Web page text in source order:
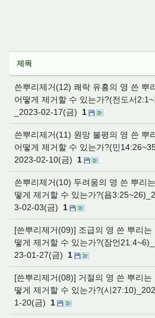
제목
쓴뿌리제거(12) 쾌락 유흥의 영 쓴 뿌
어떻게 제거할 수 있는가?(전도서
_2023-02-17(금)
1
쓴뿌리제거(11) 원망 불평의 영 쓴 뿌
어떻게 제거할 수 있는가?(민
2023-02-10(금)
1
쓴뿌리제거(10) 두려움의 영 쓴 뿌리
떻게 제거할 수 있는가?(욥
3-02-03(금)
1
[쓴뿌리제거(09)] 조급의 영 쓴 뿌리는
떻게 제거할 수 있는가?(잠언
23-01-27(금)
1
[쓴뿌리제거(08)] 거절의 영 쓴 뿌리는
떻게 제거할 수 있는가?(시
1-20(금)
1